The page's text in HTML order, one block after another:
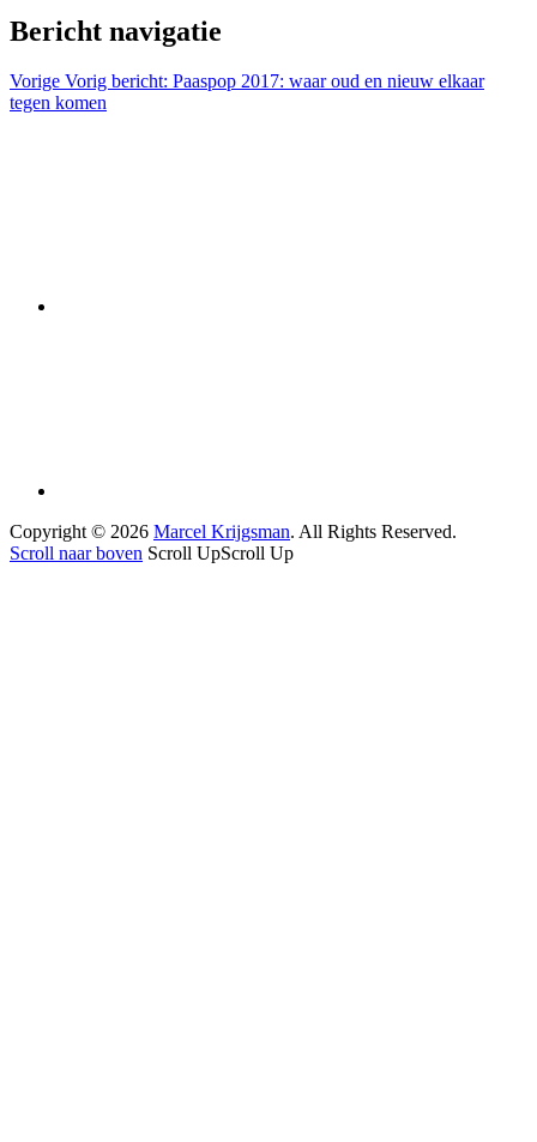
Bericht navigatie
Vorige Vorig bericht: Paaspop 2017: waar oud en nieuw elkaar
tegen komen
Copyright © 2026 Marcel Krijgsman. All Rights Reserved.
Scroll naar boven Scroll UpScroll Up